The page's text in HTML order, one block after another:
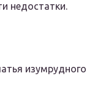
недостатки.
изумрудного